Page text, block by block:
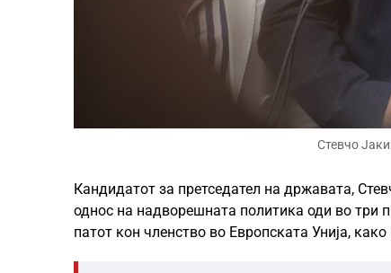
Стевчо
Кандидатот за претседател на државата,
однос на надворешнатa политикa оди во
патот кон членство во Европската Унија,